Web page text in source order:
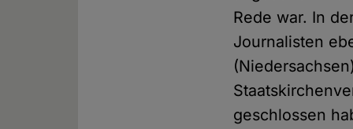
Rede war. In
Journalisten
geschlossen